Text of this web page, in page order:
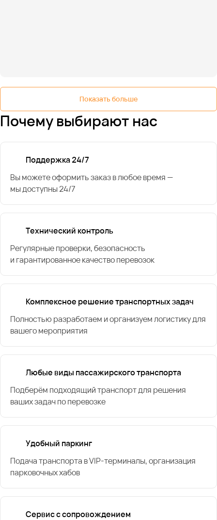
Показать больше
Почему выбирают нас
Поддержка 24/7
Вы можете оформить заказ в любое время —
мы доступны 24/7
Технический контроль
Регулярные проверки, безопасность
и гарантированное качество перевозок
Комплексное решение транспортных задач
Полностью разработаем и организуем логистику для
вашего мероприятия
Любые виды пассажирского транспорта
Подберём подходящий транспорт для решения
ваших задач по перевозке
Удобный паркинг
Подача транспорта в VIP-терминалы, организация
парковочных хабов
Сервис с сопровождением